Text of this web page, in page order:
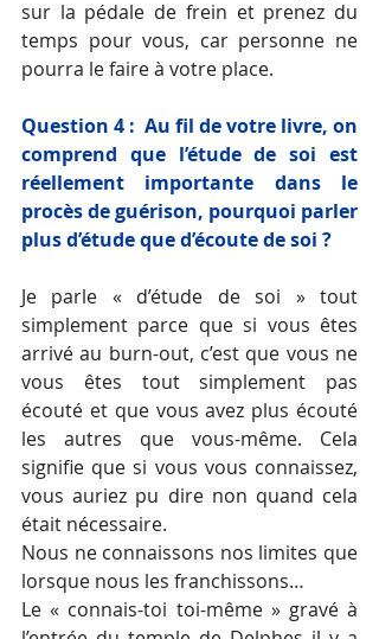
sur la pédale de frein et prenez du
temps pour vous, car personne ne
pourra le faire à votre place.
Question 4 :  Au fil de votre livre, on
comprend que l’étude de soi est
réellement importante dans le
procès de guérison, pourquoi parler
plus d’étude que d’écoute de soi ?
Je parle « d’étude de soi » tout
simplement parce que si vous êtes
arrivé au burn-out, c’est que vous ne
vous êtes tout simplement pas
écouté et que vous avez plus écouté
les autres que vous-même. Cela
signifie que si vous vous connaissez,
vous auriez pu dire non quand cela
était nécessaire.
Nous ne connaissons nos limites que
lorsque nous les franchissons…
Le « connais-toi toi-même » gravé à